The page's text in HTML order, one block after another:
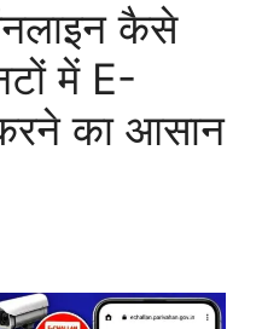
कैसे
में E-
का आसान